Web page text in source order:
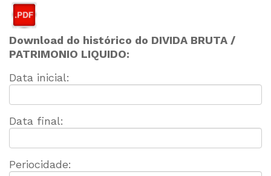
Download do histórico do DIVIDA BRUTA /
PATRIMONIO LIQUIDO:
Data inicial:
Data final:
Periocidade: